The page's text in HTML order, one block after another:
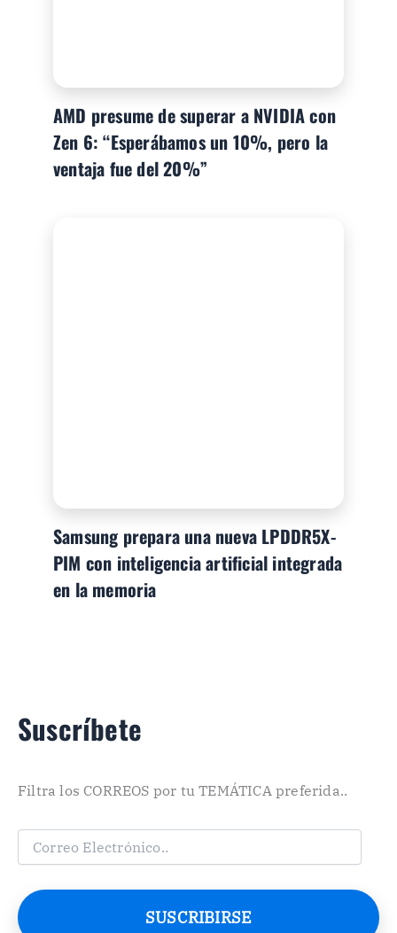
AMD presume de superar a NVIDIA con
Zen 6: “Esperábamos un 10%, pero la
ventaja fue del 20%”
Samsung prepara una nueva LPDDR5X-
PIM con inteligencia artificial integrada
en la memoria
Suscríbete
Filtra los CORREOS por tu TEMÁTICA preferida..
C
e
o
SUSCRIBIRSE